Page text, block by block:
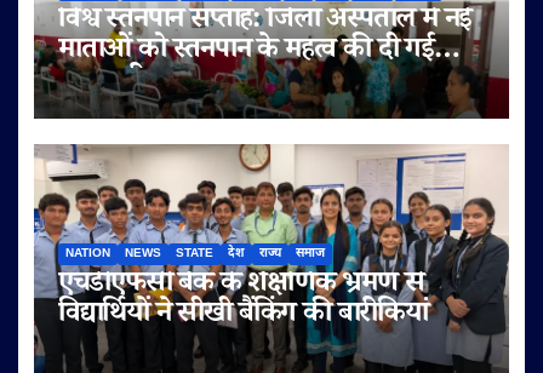
विश्व स्तनपान सप्ताह: जिला अस्पताल में नई
माताओं को स्तनपान के महत्व की दी गई
जानकारी
NATION NEWS STATE देश राज्य समाज
एचडीएफसी बैंक के शैक्षणिक भ्रमण से
विद्यार्थियों ने सीखी बैंकिंग की बारीकियां